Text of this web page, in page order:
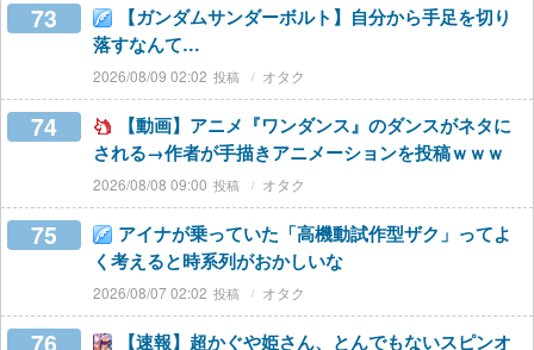
73
【ガンダムサンダーボルト】自分から手足を切り
落すなんて…
2026/08/09 02:02 オタク
74
【動画】アニメ『ワンダンス』のダンスがネタに
される→作者が手描きアニメーションを投稿ｗｗｗ
2026/08/08 09:00 オタク
75
アイナが乗っていた「高機動試作型ザク」ってよ
く考えると時系列がおかしいな
2026/08/07 02:02 オタク
76
【速報】超かぐや姫さん、とんでもないスピンオ